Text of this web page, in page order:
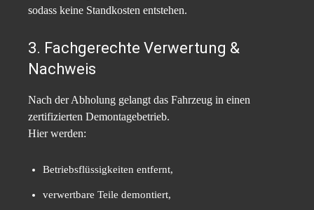
sodass keine Standkosten entstehen.
3. Fachgerechte Verwertung &
Nachweis
Nach der Abholung gelangt das Fahrzeug in einen
zertifizierten Demontagebetrieb.
Hier werden:
Betriebsflüssigkeiten entfernt,
verwertbare Teile demontiert,